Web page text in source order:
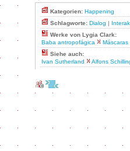
Kategorien: Happening
Schlagworte: Dialog |
Werke von Lygia Clark:
Baba antropofágica
Máscaras
Siehe auch:
Ivan Sutherland
Alfons